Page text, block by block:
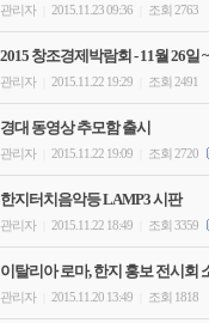
관리자 2015.11.23 09:36 조회 2763
2015 창조경제박람회 - 11월 26일
관리자 2015.11.22 19:29 조회 2491
경대 동영상 추모함 출시
관리자 2015.11.22 19:09 조회 2720
한지터치음악등 LAMP3 시판
관리자 2015.11.22 18:49 조회 3359
이탈리아 로마, 한지 홍보 전시회
관리자 2015.11.20 13:49 조회 1818